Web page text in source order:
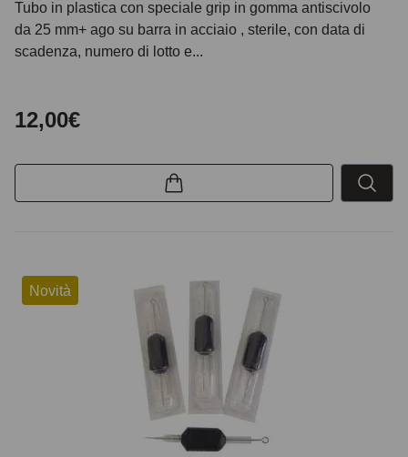
Tubo in plastica con speciale grip in gomma antiscivolo
da 25 mm+ ago su barra in acciaio , sterile, con data di
scadenza, numero di lotto e...
12,00€
Novità